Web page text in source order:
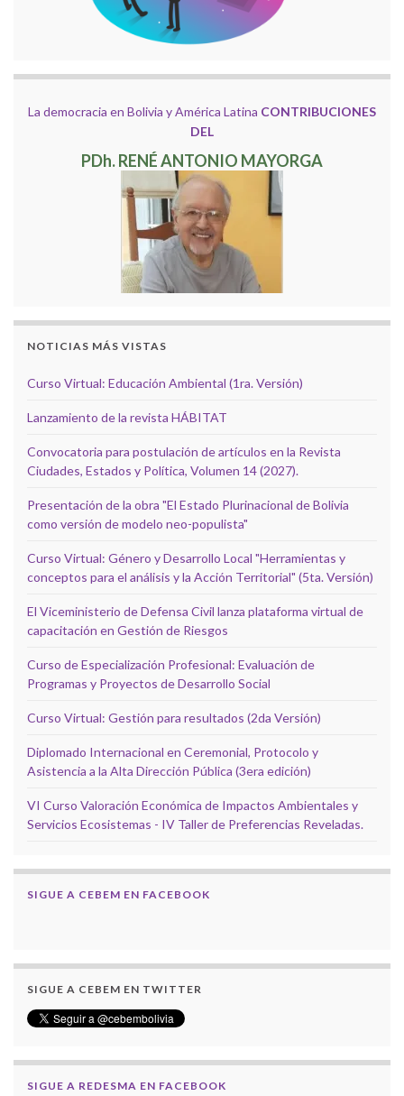
La democracia en Bolivia y América Latina CONTRIBUCIONES
DEL
PDh. RENÉ ANTONIO MAYORGA
NOTICIAS MÁS VISTAS
Curso Virtual: Educación Ambiental (1ra. Versión)
Lanzamiento de la revista HÁBITAT
Convocatoria para postulación de artículos en la Revista
Ciudades, Estados y Política, Volumen 14 (2027).
Presentación de la obra "El Estado Plurinacional de Bolivia
como versión de modelo neo-populista"
Curso Virtual: Género y Desarrollo Local "Herramientas y
conceptos para el análisis y la Acción Territorial" (5ta. Versión)
El Viceministerio de Defensa Civil lanza plataforma virtual de
capacitación en Gestión de Riesgos
Curso de Especialización Profesional: Evaluación de
Programas y Proyectos de Desarrollo Social
Curso Virtual: Gestión para resultados (2da Versión)
Diplomado Internacional en Ceremonial, Protocolo y
Asistencia a la Alta Dirección Pública (3era edición)
VI Curso Valoración Económica de Impactos Ambientales y
Servicios Ecosistemas - IV Taller de Preferencias Reveladas.
SIGUE A CEBEM EN FACEBOOK
SIGUE A CEBEM EN TWITTER
SIGUE A REDESMA EN FACEBOOK